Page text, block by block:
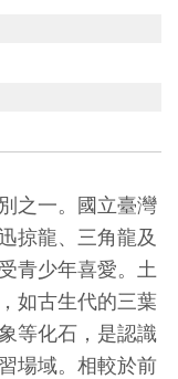
之一。國立臺灣
掠龍、三角龍及
青少年喜愛。土
如古生代的三葉
等化石，是認識
場域。相較於前